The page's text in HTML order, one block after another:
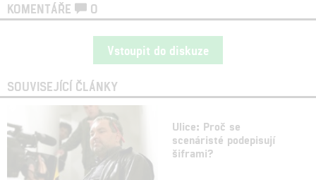
KOMENTÁŘE 0
Vstoupit do diskuze
SOUVISEJÍCÍ ČLÁNKY
Ulice: Proč se
scenáristé podepisují
šiframi?